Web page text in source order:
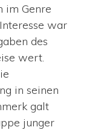
im Genre
war
des
wert.
in seinen
galt
junger